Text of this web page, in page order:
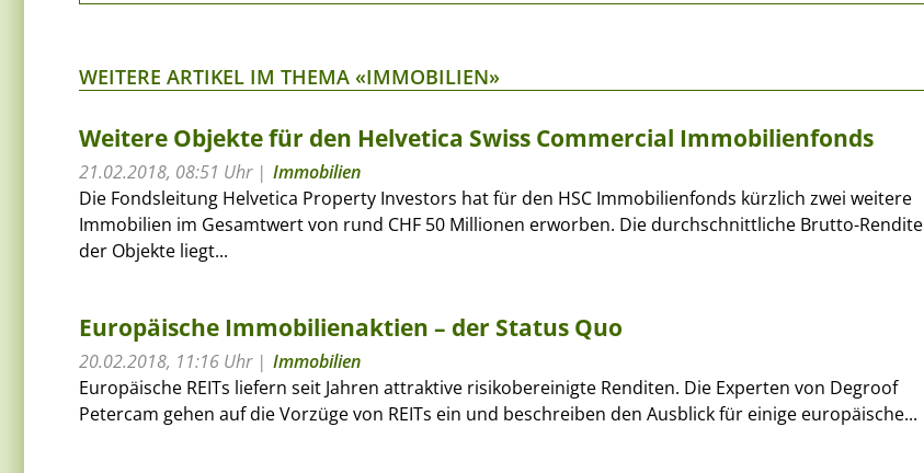
WEITERE ARTIKEL IM THEMA «IMMOBILIEN»
Weitere Objekte für den Helvetica Swiss Commercial Immobilienfonds
21.02.2018, 08:51 Uhr
Immobilien
Die Fondsleitung Helvetica Property Investors hat für den HSC Immobilienfonds kürzlich zwei weitere
Immobilien im Gesamtwert von rund CHF 50 Millionen erworben. Die durchschnittliche Brutto-Rendite
der Objekte liegt...
Europäische Immobilienaktien – der Status Quo
20.02.2018, 11:16 Uhr
Immobilien
Europäische REITs liefern seit Jahren attraktive risikobereinigte Renditen. Die Experten von Degroof
Petercam gehen auf die Vorzüge von REITs ein und beschreiben den Ausblick für einige europäische...